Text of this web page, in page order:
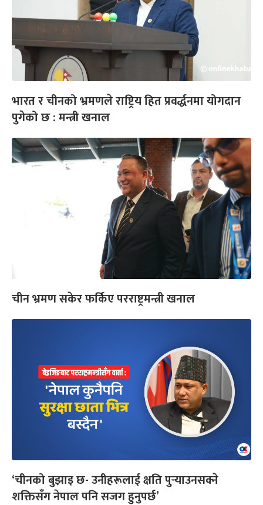
भारत र चीनको भ्रमणले राष्ट्रिय हित प्रवर्द्धनमा योगदान
पुगेको छ : मन्त्री खनाल
चीन भ्रमण सकेर फर्किए परराष्ट्रमन्त्री खनाल
‘चीनको बुझाइ छ- उनीहरूलाई क्षति पुर्‍याउनसक्ने
शक्तिसँग नेपाल पनि सजग हुनुपर्छ’